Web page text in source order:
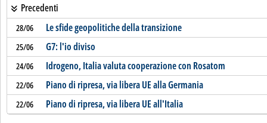
Precedenti
28/06 Le sfide geopolitiche della transizione
25/06 G7: l'io diviso
24/06 Idrogeno, Italia valuta cooperazione con Rosatom
22/06 Piano di ripresa, via libera UE alla Germania
22/06 Piano di ripresa, via libera UE all'Italia